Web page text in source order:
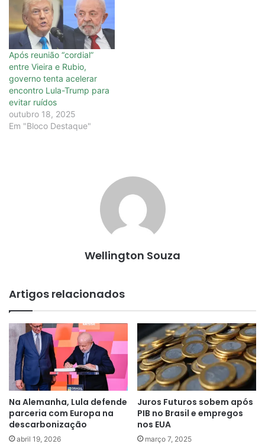
Após reunião “cordial”
entre Vieira e Rubio,
governo tenta acelerar
encontro Lula-Trump para
evitar ruídos
outubro 18, 2025
Em "Bloco Destaque"
Wellington Souza
Artigos relacionados
Na Alemanha, Lula defende
parceria com Europa na
descarbonização
abril 19, 2026
Juros Futuros sobem após
PIB no Brasil e empregos
nos EUA
março 7, 2025